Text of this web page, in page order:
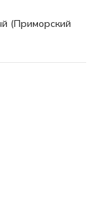
(Приморский